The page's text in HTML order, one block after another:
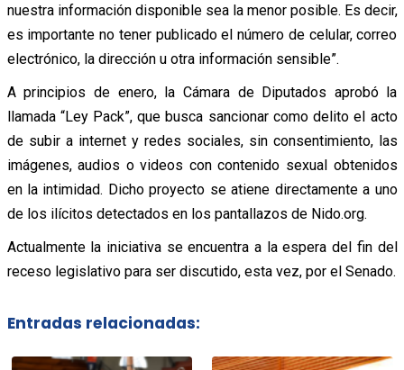
nuestra información disponible sea la menor posible. Es decir,
es importante no tener publicado el número de celular, correo
electrónico, la dirección u otra información sensible”.
A principios de enero, la Cámara de Diputados aprobó la
llamada “Ley Pack”, que busca sancionar como delito el acto
de subir a internet y redes sociales, sin consentimiento, las
imágenes, audios o videos con contenido sexual obtenidos
en la intimidad. Dicho proyecto se atiene directamente a uno
de los ilícitos detectados en los pantallazos de Nido.org.
Actualmente la iniciativa se encuentra a la espera del fin del
receso legislativo para ser discutido, esta vez, por el Senado.
Entradas relacionadas: